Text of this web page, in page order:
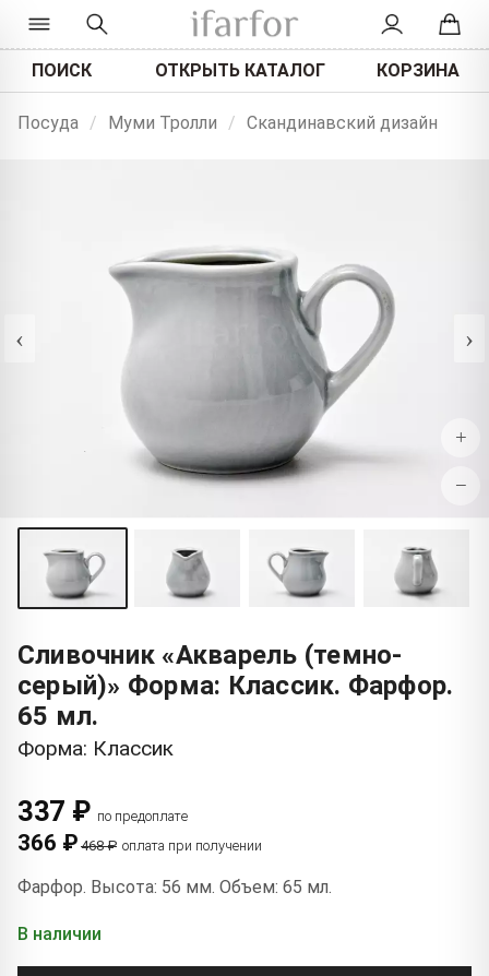
ПОИСК ОТКРЫТЬ КАТАЛОГ КОРЗИНА
Посуда / Муми Тролли / Скандинавский дизайн
‹ ›
+
−
Сливочник «Акварель (темно-
серый)» Форма: Классик. Фарфор.
65 мл.
Форма: Классик
337 ₽ по предоплате
366 ₽ 468 ₽ оплата при получении
Фарфор. Высота: 56 мм. Объем: 65 мл.
В наличии